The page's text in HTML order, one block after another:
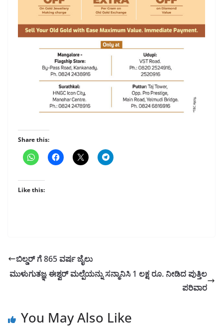
Share this:
Like this:
ಬಿಲ್ಡರ್ ಗೆ 865 ವರ್ಷ ಜೈಲು
ಮುಳುಗುತಜ್ಞ ಈಶ್ವರ್ ಮಲ್ಪೆಯನ್ನು ಸನ್ಮಾನಿಸಿ 1 ಲಕ್ಷ ರೂ. ನೀಡಿದ ಪುತ್ತಿಲ
ಪರಿವಾರ
You May Also Like